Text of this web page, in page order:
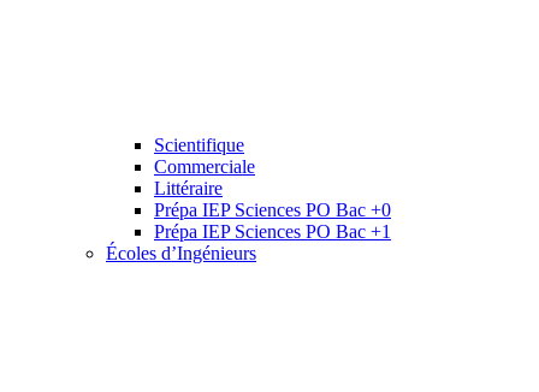
Scientifique
Commerciale
Littéraire
Prépa IEP Sciences PO Bac +0
Prépa IEP Sciences PO Bac +1
Écoles d’Ingénieurs